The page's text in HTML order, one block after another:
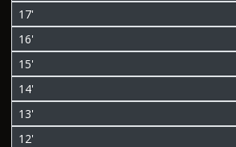
17'
16'
15'
14'
13'
12'